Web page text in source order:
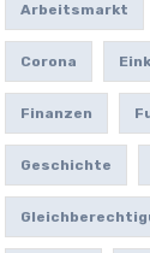
Arbeitsmarkt
Corona
Finanzen
Geschichte